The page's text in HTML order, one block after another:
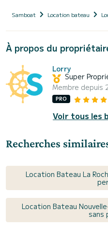
Samboat Location bateau
À propos du
Lorry
Super
Membre depuis
PRO
Voir tous les
Recherches
Location Bateau La
Location Bateau
sans